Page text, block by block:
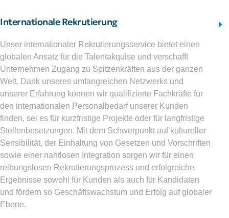
Internationale Rekrutierung
Unser internationaler Rekrutierungsservice bietet einen
globalen Ansatz für die Talentakquise und verschafft
Unternehmen Zugang zu Spitzenkräften aus der ganzen
Welt. Dank unseres umfangreichen Netzwerks und
unserer Erfahrung können wir qualifizierte Fachkräfte für
den internationalen Personalbedarf unserer Kunden
finden, sei es für kurzfristige Projekte oder für langfristige
Stellenbesetzungen. Mit dem Schwerpunkt auf kultureller
Sensibilität, der Einhaltung von Gesetzen und Vorschriften
sowie einer nahtlosen Integration sorgen wir für einen
reibungslosen Rekrutierungsprozess und erfolgreiche
Ergebnisse sowohl für Kunden als auch für Kandidaten
und fördern so Geschäftswachstum und Erfolg auf globaler
Ebene.